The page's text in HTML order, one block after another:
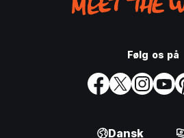
Følg os på
Dansk